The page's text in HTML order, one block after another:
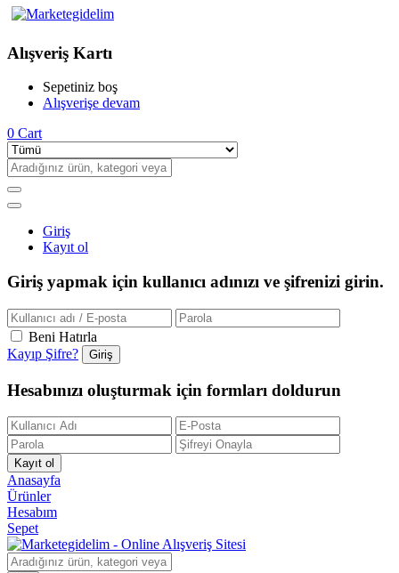
Alışveriş Kartı
Sepetiniz boş
Alışverişe devam
0 Cart
Giriş
Kayıt ol
Giriş yapmak için kullanıcı adınızı ve şifrenizi girin.
Beni Hatırla
Kayıp Şifre?
Hesabınızı oluşturmak için formları doldurun
Anasayfa
Ürünler
Hesabım
Sepet